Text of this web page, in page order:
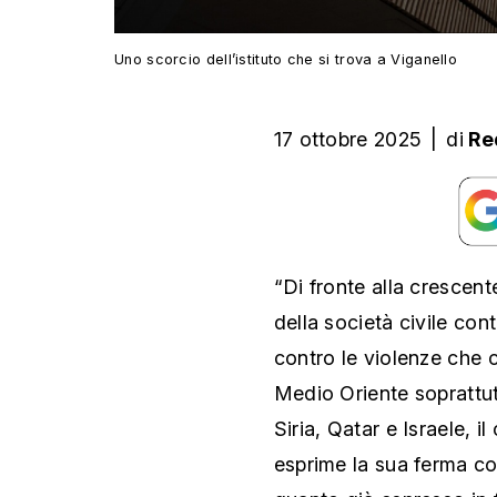
Uno scorcio dell’istituto che si trova a Viganello
17 ottobre 2025 di
“Di fronte alla
della società civile
contro le violenze che
Medio Oriente
Siria, Qatar e Israele,
esprime la sua ferma